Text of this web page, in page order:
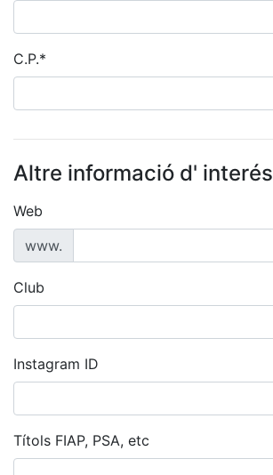
C.P.*
Altre informació d' interés
Web
www.
Club
Instagram ID
Títols FIAP, PSA, etc